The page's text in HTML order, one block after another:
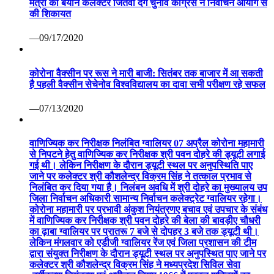
मंत्री का बयान कलेक्टर जितवा देंगे चुनाव कांग्रेस ने निर्वाचन आयोग से
की शिकायत
—09/17/2020
कोरोना वैक्सीन पर रूस ने मारी बाजी: सितंबर तक बाजार में आ सकती
है पहली वैक्सीन सेचेनोव विश्वविद्यालय का दावा सभी परीक्षण रहे सफल
—07/13/2020
वाणिज्यिक कर निरीक्षक निलंबित ग्वालियर 07 अप्रैल कोरोना महामारी
से निपटने हेतु वाणिज्यिक कर निरीक्षक श्री पवन दोहरे की ड्यूटी लगाई
गई थी। लेकिन निरीक्षण के दौरान ड्यूटी स्थल पर अनुपस्थिति पाए
जाने पर कलेक्टर श्री कौशलेन्द्र विक्रम सिंह ने तत्काल प्रभाव से
निलंबित कर दिया गया है। निलंबन अवधि में श्री दोहरे का मुख्यालय उप
जिला निर्वाचन अधिकारी सामान्य निर्वाचन कलेक्ट्रेट ग्वालियर रहेगा।
कोरोना महामारी पर प्रभावी अंकुश नियंत्रणए बचाव एवं उपचार के संबंध
में वाणिज्यिक कर निरीक्षक श्री पवन दोहरे की बेला की बावड़ीए चौधरी
का ढ़ाबा ग्वालियर पर प्रातरू 7 बजे से दोपहर 3 बजे तक ड्यूटी थी।
लेकिन मंगलवार को एडीजी ग्वालियर रेंज एवं जिला प्रशासन की टीम
द्वारा संयुक्त निरीक्षण के दौरान ड्यूटी स्थल पर अनुपस्थित पाए जाने पर
कलेक्टर श्री कौशलेन्द्र विक्रम सिंह ने मध्यप्रदेश सिविल सेवा